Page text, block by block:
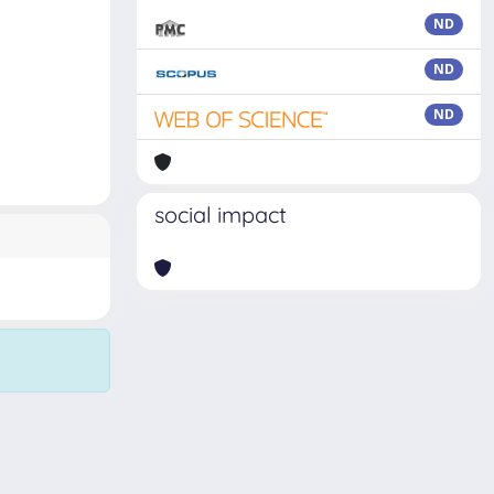
ND
ND
ND
social impact